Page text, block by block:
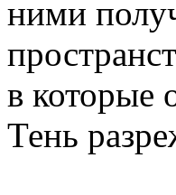
ними
в которые
Тень